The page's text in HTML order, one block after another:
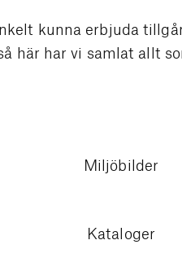
kunna erbjuda
här har vi samlat allt
Miljöbilder
Kataloger